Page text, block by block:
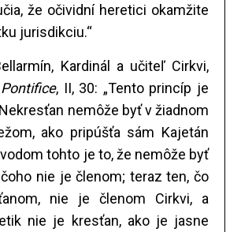
že očividní heretici okamžite
jurisdikciu.“
Kardinál a učiteľ Cirkvi,
, II, 30: „Tento princíp je
nemôže byť v žiadnom
ako pripúšťa sám Kajetán
tohto je to, že nemôže byť
nie je členom; teraz ten, čo
nie je členom Cirkvi, a
nie je kresťan, ako je jasne